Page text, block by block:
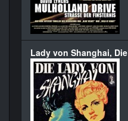
Lady von Shanghai, Die